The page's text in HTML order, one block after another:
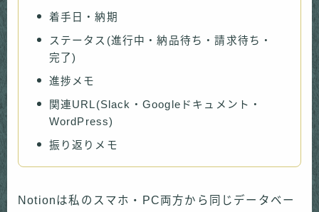
着手日・納期
ステータス(進行中・納品待ち・請求待ち・
完了)
進捗メモ
関連URL(Slack・Googleドキュメント・
WordPress)
振り返りメモ
Notionは私のスマホ・PC両方から同じデータベー